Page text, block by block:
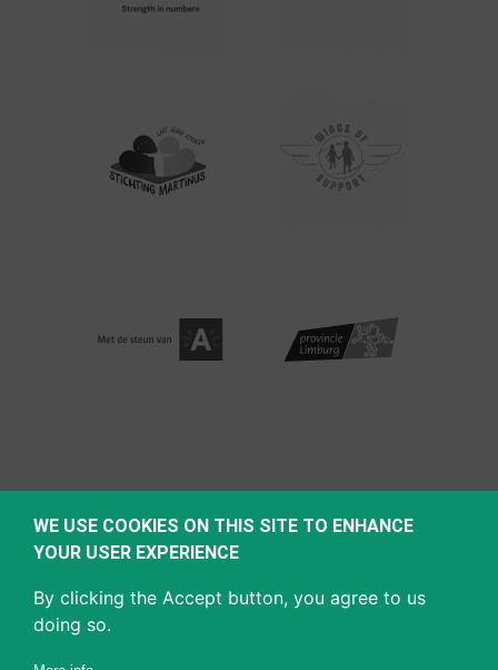
WE USE COOKIES ON THIS SITE TO ENHANCE
YOUR USER EXPERIENCE
By clicking the Accept button, you agree to us
doing so.